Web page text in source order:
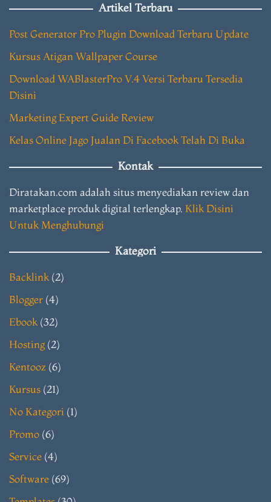
Artikel Terbaru
Post Generator Pro Plugin Download Terbaru Update
Kursus Atigan Wallpaper Course
Download WABlasterPro V.4 Versi Terbaru Tersedia
Disini
Marketing Expert Guide Review
Kelas Online Jago Jualan Di Facebook Telah Di Buka
Kontak
Diratakan.com adalah situs menyediakan review dan
marketplace produk digital terlengkap. Klik Disini
Untuk Menghubungi
Kategori
Backlink (2)
Blogger (4)
Ebook (32)
Hosting(2)
Kentooz (6)
Kursus (21)
No Kategori (1)
Promo (6)
Service (4)
Software (69)